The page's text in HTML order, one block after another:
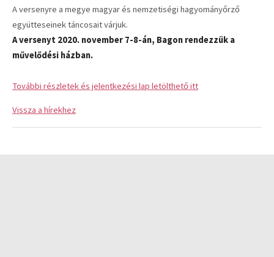
A versenyre a megye magyar és nemzetiségi hagyományőrző
együtteseinek táncosait várjuk.
A versenyt 2020. november 7-8-án, Bagon rendezzük a
művelődési házban.
További részletek és jelentkezési lap letölthető itt
Vissza a hírekhez